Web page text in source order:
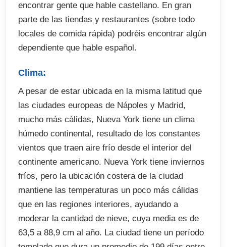
encontrar gente que hable castellano. En gran
parte de las tiendas y restaurantes (sobre todo
locales de comida rápida) podréis encontrar algún
dependiente que hable español.
Clima:
A pesar de estar ubicada en la misma latitud que
las ciudades europeas de Nápoles y Madrid,
mucho más cálidas, Nueva York tiene un clima
húmedo continental, resultado de los constantes
vientos que traen aire frío desde el interior del
continente americano. Nueva York tiene inviernos
fríos, pero la ubicación costera de la ciudad
mantiene las temperaturas un poco más cálidas
que en las regiones interiores, ayudando a
moderar la cantidad de nieve, cuya media es de
63,5 a 88,9 cm al año. La ciudad tiene un período